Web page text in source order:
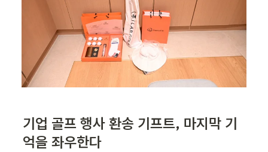
기업 골프 행사 환송 기프트, 마지막 기
억을 좌우한다